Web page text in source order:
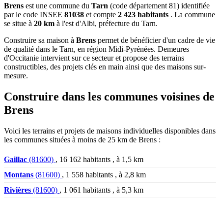
Brens est une commune du Tarn (code département 81) identifiée
par le code INSEE 81038 et compte 2 423 habitants . La commune
se situe à 20 km à l'est d'Albi, préfecture du Tarn.
Construire sa maison à Brens permet de bénéficier d'un cadre de vie
de qualité dans le Tarn, en région Midi-Pyrénées. Demeures
d'Occitanie intervient sur ce secteur et propose des terrains
constructibles, des projets clés en main ainsi que des maisons sur-
mesure.
Construire dans les communes voisines de
Brens
Voici les terrains et projets de maisons individuelles disponibles dans
les communes situées à moins de 25 km de Brens :
Gaillac (81600) , 16 162 habitants , à 1,5 km
Montans (81600) , 1 558 habitants , à 2,8 km
Rivières (81600) , 1 061 habitants , à 5,3 km